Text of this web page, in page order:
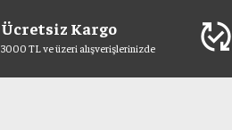
Ücretsiz Kargo
3000 TL ve üzeri alışverişlerinizde published_with_changes